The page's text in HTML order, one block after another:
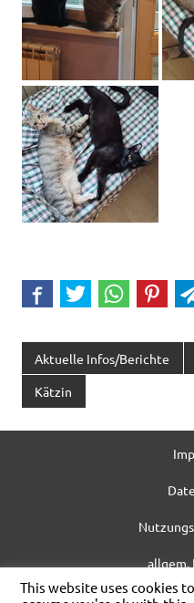
Aktuelle Infos/Berichte
Kätzin
allgem.
WordPress-Theme:
This website uses cookies